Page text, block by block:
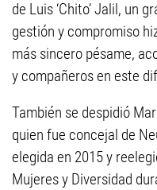
de Luis ‘Chito’ Jalil, un
gestión y compromiso
más sincero pésame,
y compañeros en este
También se despidió
quien fue concejal de
elegida en 2015 y
Mujeres y Diversidad